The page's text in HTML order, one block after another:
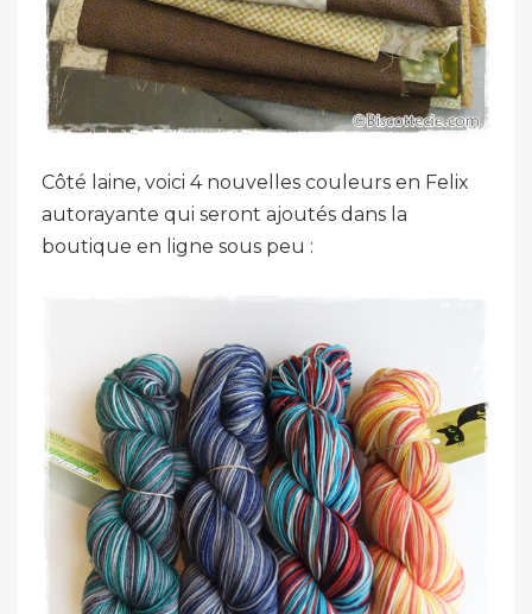
Côté laine, voici 4 nouvelles couleurs en Felix
autorayante qui seront ajoutés dans la
boutique en ligne sous peu :